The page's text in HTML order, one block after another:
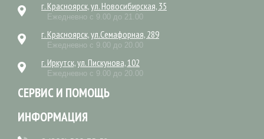
г. Красноярск, ул. Новосибирская, 35
Ежедневно с 9.00 до 21.00
г. Красноярск, ул.Семафорная, 289
Ежедневно с 9.00 до 20.00
г. Иркутск, ул. Пискунова, 102
Ежедневно с 9.00 до 20.00
СЕРВИС И ПОМОЩЬ
ИНФОРМАЦИЯ